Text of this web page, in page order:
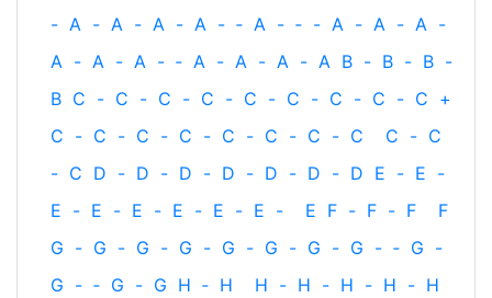
- A - A - A - A - ‐ A - ‐ - A - A - A -
A - A - A - ‐ A - A - A - A B - B - B -
B C - C - C - C - C - C - C - C - C +
C - C - C - C - C - C - C - C C - C
- C D - D - D - D - D - D - D E - E -
E - E - E - E - E - E - E F - F - F
F
G - G - G - G - G - G - G - G - ‐ G -
G - ‐ G - G H ‐ H H - H - H - H - H